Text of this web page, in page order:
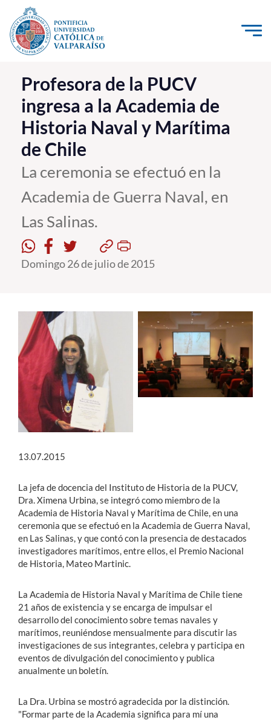
Click acá para ir directamente al contenido
La Universidad
Investigación, Creación e Innovación
PUCV Internacional
Vinculación con el Medio
Admisión
Pregrado
Postgrado
Formación Continua
Académicos
Funcionarios
Alumni
English
Profesora de la PUCV
ingresa a la Academia de
Historia Naval y Marítima
de Chile
La ceremonia se efectuó en la
Academia de Guerra Naval, en
Las Salinas.
Domingo 26 de julio de 2015
13.07.2015
La jefa de docencia del Instituto de Historia de la PUCV,
Dra. Ximena Urbina, se integró como miembro de la
Academia de Historia Naval y Marítima de Chile, en una
ceremonia que se efectuó en la Academia de Guerra Naval,
en Las Salinas, y que contó con la presencia de destacados
investigadores marítimos, entre ellos, el Premio Nacional
de Historia, Mateo Martinic.
La Academia de Historia Naval y Marítima de Chile tiene
21 años de existencia y se encarga de impulsar el
desarrollo del conocimiento sobre temas navales y
marítimos, reuniéndose mensualmente para discutir las
investigaciones de sus integrantes, celebra y participa en
eventos de divulgación del conocimiento y publica
anualmente un boletín.
La Dra. Urbina se mostró agradecida por la distinción.
"Formar parte de la Academia significa para mí una